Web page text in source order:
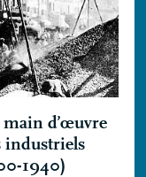
d’œuvre
industriels
1940)